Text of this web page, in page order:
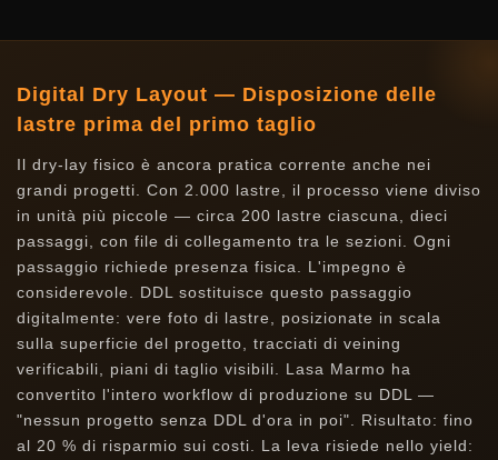
Digital Dry Layout — Disposizione delle
lastre prima del primo taglio
Il dry-lay fisico è ancora pratica corrente anche nei
grandi progetti. Con 2.000 lastre, il processo viene diviso
in unità più piccole — circa 200 lastre ciascuna, dieci
passaggi, con file di collegamento tra le sezioni. Ogni
passaggio richiede presenza fisica. L'impegno è
considerevole. DDL sostituisce questo passaggio
digitalmente: vere foto di lastre, posizionate in scala
sulla superficie del progetto, tracciati di veining
verificabili, piani di taglio visibili. Lasa Marmo ha
convertito l'intero workflow di produzione su DDL —
"nessun progetto senza DDL d'ora in poi". Risultato: fino
al 20 % di risparmio sui costi. La leva risiede nello yield: